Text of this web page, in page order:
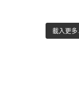
載入更多...